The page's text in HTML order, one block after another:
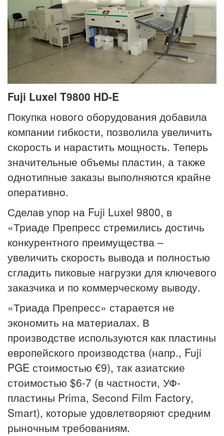
Fuji Luxel T9800 HD-E
Покупка нового оборудования добавила
компании гибкости, позволила увеличить
скорость и нарастить мощность. Теперь
значительные объемы пластин, а также
однотипные заказы выполняются крайне
оперативно.
Сделав упор на Fuji Luxel 9800, в
«Триаде Препресс стремились достичь
конкурентного преимущества –
увеличить скорость вывода и полностью
сгладить пиковые нагрузки для ключевого
заказчика и по коммерческому выводу.
«Триада Препресс» старается не
экономить на материалах. В
производстве используются как пластины
европейского производства (напр., Fuji
PGE стоимостью €9), так азиатские
стоимостью $6-7 (в частности, УФ-
пластины Prima, Second Film Factory,
Smart), которые удовлетворяют средним
рыночным требованиям.